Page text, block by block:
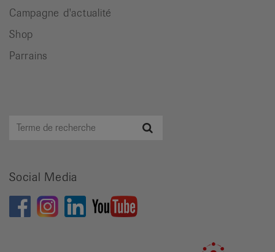
Campagne d'actualité
Shop
Parrains
Terme
Social Media